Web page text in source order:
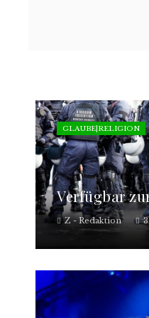
Verfügbar
Z - Redaktion
GLAUBE|RELIGION